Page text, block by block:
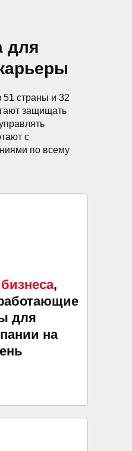
для
,
для
на
страны и 32
защищать
с
по всему